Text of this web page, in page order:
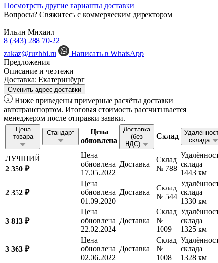
Посмотреть другие варианты доставки
Вопросы? Свяжитесь с коммерческим директором
Ильин Михаил
8 (343) 288 70-22
zakaz@ruzhbi.ru
Написать в WhatsApp
Предложения
Описание и чертежи
Доставка: Екатеринбург
Сменить адрес доставки
Ниже приведены примерные расчёты доставки
автотранспортом. Итоговая стоимость рассчитывается
менеджером после отправки заявки.
Цена
товара
Стандарт
Цена
обновлена
Доставка
(без
НДС)
Склад
склада
ЛУЧШИЙ
2 350 ₽
Цена
обновлена
17.05.2022
Доставка
Склад
№ 788
склада
1443 км
2 352 ₽
Цена
обновлена
01.09.2020
Доставка
Склад
№ 544
склада
1330 км
3 813 ₽
Цена
обновлена
22.02.2024
Доставка
Склад
№
1009
склада
1325 км
3 363 ₽
Цена
обновлена
02.06.2022
Доставка
Склад
№
1008
склада
1328 км